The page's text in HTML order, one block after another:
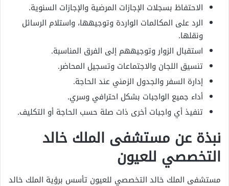
الاحتفاظ بسجلات الإجازات المرضية والإجازات السنوية.
الرد على المكالمات الواردة وتوجيهها، واستلام الرسائل
ونقلها.
استقبال الزوار وتوجيههم إلى الفرق المناسبة.
تنسيق اللجان والاجتماعات وتسجيل المحاضر.
إدارة السفر والجدول الزمني عند الحاجة.
أداء جميع الواجبات بشكل احترافي وسري.
تنفيذ أي واجبات أخرى ذات صلة حسب الحاجة أو التكليف.
نبذة عن مستشفى الملك خالد
التخصصي للعيون
مستشفى الملك خالد التخصصي للعيون تأسس برؤية الملك خالد